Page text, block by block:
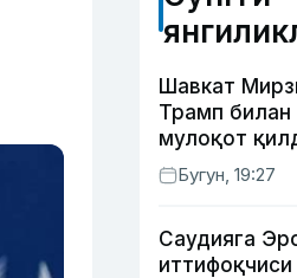
Шавкат
Трамп билан
мулоқот
Бугун, 19:27
Саудияга